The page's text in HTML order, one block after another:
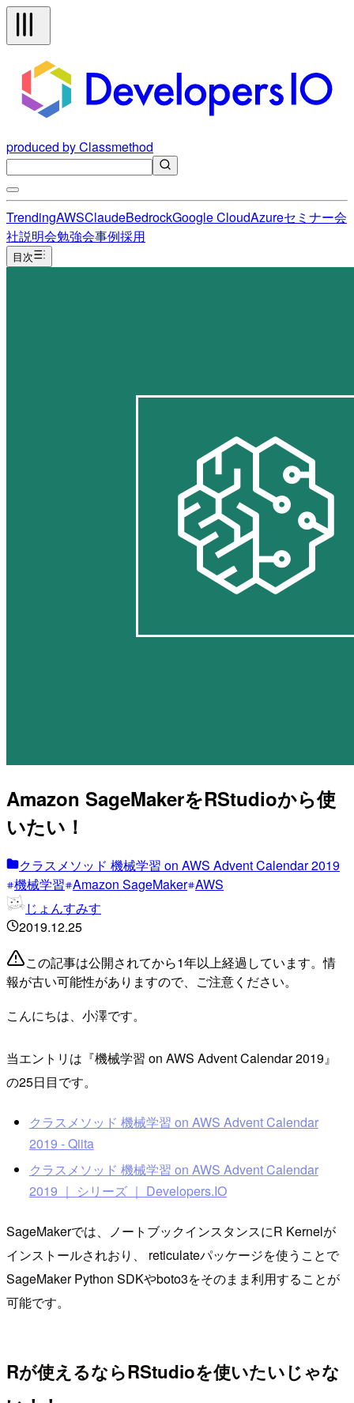
produced by Classmethod
TrendingAWSClaudeBedrockGoogle CloudAzureセミナー会
社説明会勉強会事例採用
目次
Amazon SageMakerをRStudioから使
いたい！
クラスメソッド 機械学習 on AWS Advent Calendar 2019
機械学習 Amazon SageMaker AWS
じょんすみす
2019.12.25
この記事は公開されてから1年以上経過しています。情
報が古い可能性がありますので、ご注意ください。
こんにちは、小澤です。
当エントリは『機械学習 on AWS Advent Calendar 2019』
の25日目です。
クラスメソッド 機械学習 on AWS Advent Calendar
2019 - Qiita
クラスメソッド 機械学習 on AWS Advent Calendar
2019 ｜ シリーズ ｜ Developers.IO
SageMakerでは、ノートブックインスタンスにR Kernelが
インストールされおり、 reticulateパッケージを使うことで
SageMaker Python SDKやboto3をそのまま利用することが
可能です。
Rが使えるならRStudioを使いたいじゃな